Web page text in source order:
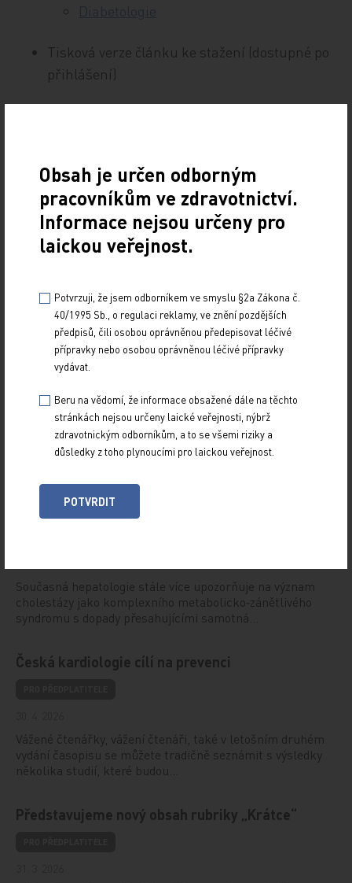
Tisková verze článku ke stažení (dostupné po
přihlášení)
Doporučené
Kam směřuje léčba chronických jaterních
onemocnění
Současná hepatologie stále více upozorňuje na význam
cholestázy jako komplexního metabolicko‑zánětlivého
syndromu s dopady přesahujícími samotná…
Česká kardiologie cílí na prevenci
Vážené čtenářky, vážení čtenáři, také v letošním druhém
vydání časopisu se můžete tradičně seznámit s výsledky
několika studií, které budou…
Představujeme nový obsah rubriky „Krátce“
Obsah je určen odborným
pracovníkům ve zdravotnictví.
Informace nejsou určeny pro
laickou veřejnost.
Potvrzuji, že jsem odborníkem ve smyslu §2a Zákona č.
40/1995 Sb., o regulaci reklamy, ve znění pozdějších
předpisů, čili osobou oprávněnou předepisovat léčivé
přípravky nebo osobou oprávněnou léčivé přípravky
vydávat.
Beru na vědomí, že informace obsažené dále na těchto
stránkách nejsou určeny laické veřejnosti, nýbrž
zdravotnickým odborníkům, a to se všemi riziky a
důsledky z toho plynoucími pro laickou veřejnost.
POTVRDIT